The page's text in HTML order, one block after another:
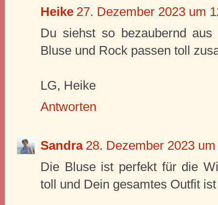
Heike 27. Dezember 2023 um
Du siehst so bezaubernd
Bluse und Rock passen toll
LG, Heike
Antworten
Sandra 28. Dezember 2023
Die Bluse ist perfekt für die
toll und Dein gesamtes Outfit